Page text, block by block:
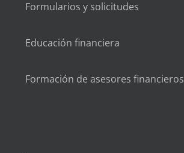
Formularios y solicitudes
Educación financiera
Formación de asesores financieros